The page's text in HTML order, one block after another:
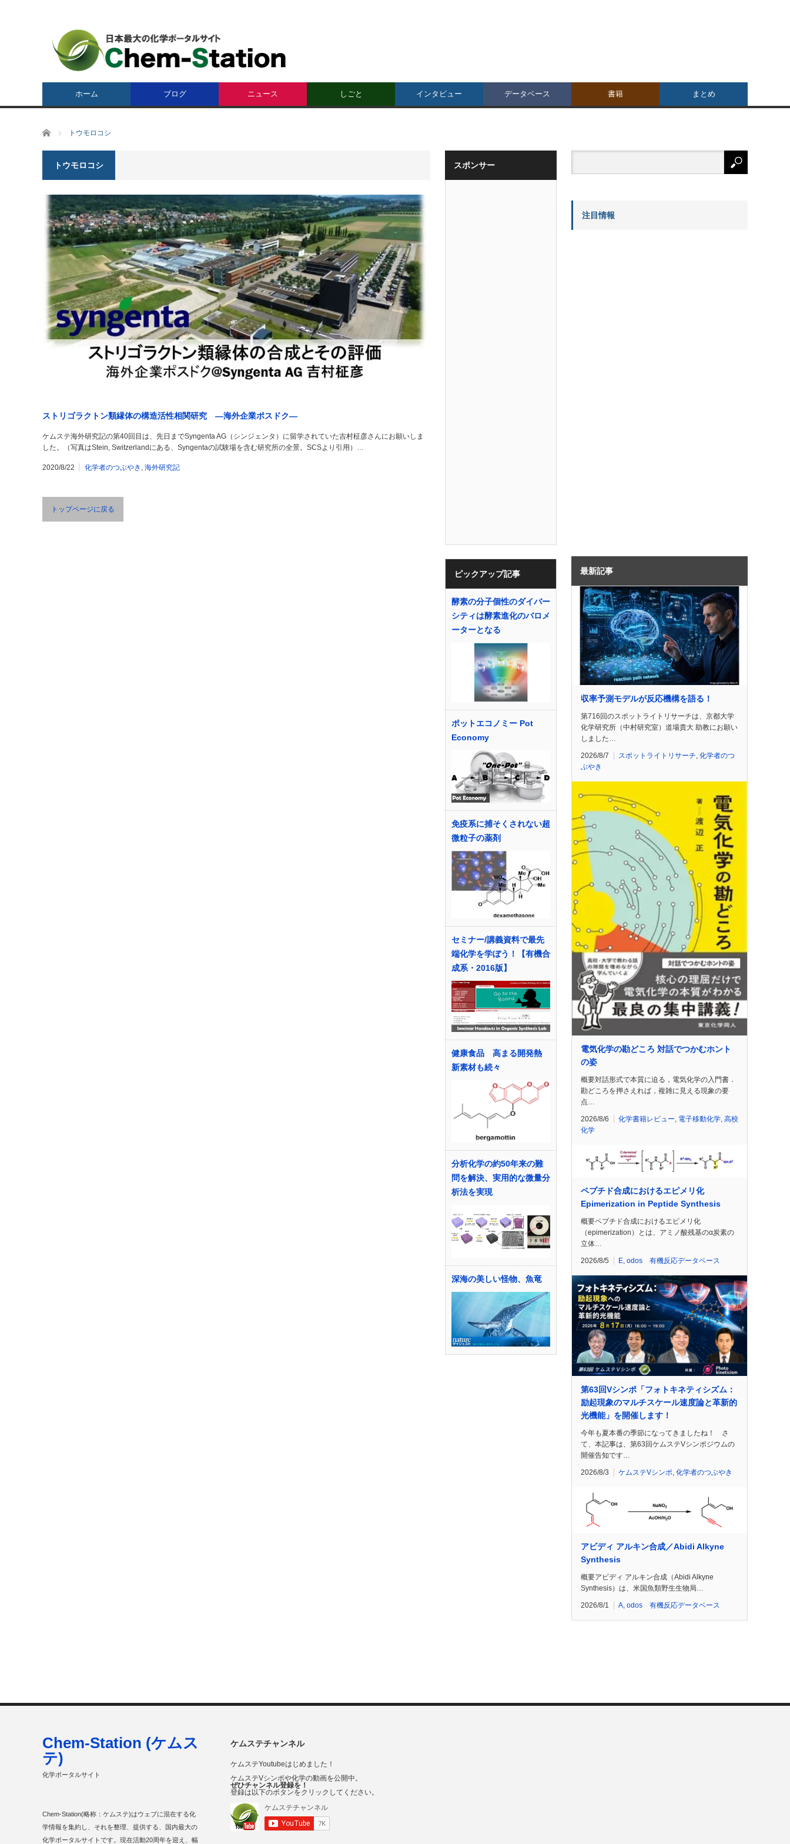
ホーム ブログ ニュース しごと インタビュー データベース 書籍 まとめ
ホーム トウモロコシ
トウモロコシ
ストリゴラクトン類縁体の構造活性相関研究 ―海外企業ポスドク―
ケムステ海外研究記の第40回目は、先日までSyngenta AG（シンジェンタ）に留学されていた吉村柾彦さんにお願いしま
した。（写真はStein, Switzerlandにある、Syngentaの試験場を含む研究所の全景。SCSより引用）…
2020/8/22 化学者のつぶやき , 海外研究記
トップページに戻る
スポンサー
ピックアップ記事
酵素の分子個性のダイバー
シティは酵素進化のバロメ
ーターとなる
ポットエコノミー Pot
Economy
免疫系に捕そくされない超
微粒子の薬剤
セミナー/講義資料で最先
端化学を学ぼう！【有機合
成系・2016版】
健康食品 高まる開発熱
新素材も続々
分析化学の約50年来の難
問を解決、実用的な微量分
析法を実現
深海の美しい怪物、魚竜
注目情報
最新記事
収率予測モデルが反応機構を語る！
第716回のスポットライトリサーチは、京都大学
化学研究所（中村研究室）道場貴大 助教にお願い
しました…
2026/8/7 スポットライトリサーチ 化学者のつ
ぶやき
電気化学の勘どころ 対話でつかむホント
の姿
概要対話形式で本質に迫る，電気化学の入門書．
勘どころを押さえれば，複雑に見える現象の要
点…
2026/8/6 化学書籍レビュー 電子移動化学 高校
化学
ペプチド合成におけるエピメリ化
Epimerization in Peptide Synthesis
概要ペプチド合成におけるエピメリ化
（epimerization）とは、アミノ酸残基のα炭素の
立体…
2026/8/5 E odos 有機反応データベース
第63回Vシンポ「フォトキネティシズム：
励起現象のマルチスケール速度論と革新的
光機能」を開催します！
今年も夏本番の季節になってきましたね！ さ
て、本記事は、第63回ケムステVシンポジウムの
開催告知です…
2026/8/3 ケムステVシンポ, 化学者のつぶやき
アビディ アルキン合成／Abidi Alkyne
Synthesis
概要アビディ アルキン合成（Abidi Alkyne
Synthesis）は、米国魚類野生生物局…
2026/8/1 A, odos 有機反応データベース
ケムステチャンネル
ケムステYoutubeはじめました！
ケムステVシンポや化学の動画を公開中。
ぜひチャンネル登録を！
登録は以下のボタンをクリックしてください。
Chem-Station (ケムス
テ)
化学ポータルサイト
Chem-Station(略称：ケムステ)はウェブに混在する化
学情報を集約し、それを整理、提供する、国内最大の
化学ポータルサイトです。現在活動20周年を迎え、幅